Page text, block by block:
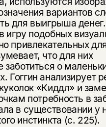
вариантов
для выигрыша
игру подобных
привлекательных
что для них
заботиться о
Гоггин анализирует
«Киддл» и
потребность в
в существовании у
инстинкта (с. 225).